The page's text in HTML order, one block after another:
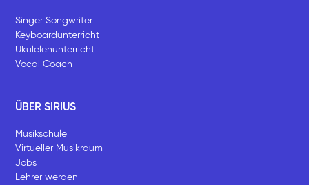
Singer Songwriter
Keyboardunterricht
Ukulelenunterricht
Vocal Coach
ÜBER SIRIUS
Musikschule
Virtueller Musikraum
Jobs
Lehrer werden